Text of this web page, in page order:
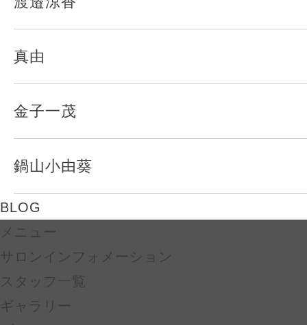
真由
金子一茂
鍋山小由葵
BLOG
メニュー
サロンインフォメーション
スタッフ一覧
ギャラリー